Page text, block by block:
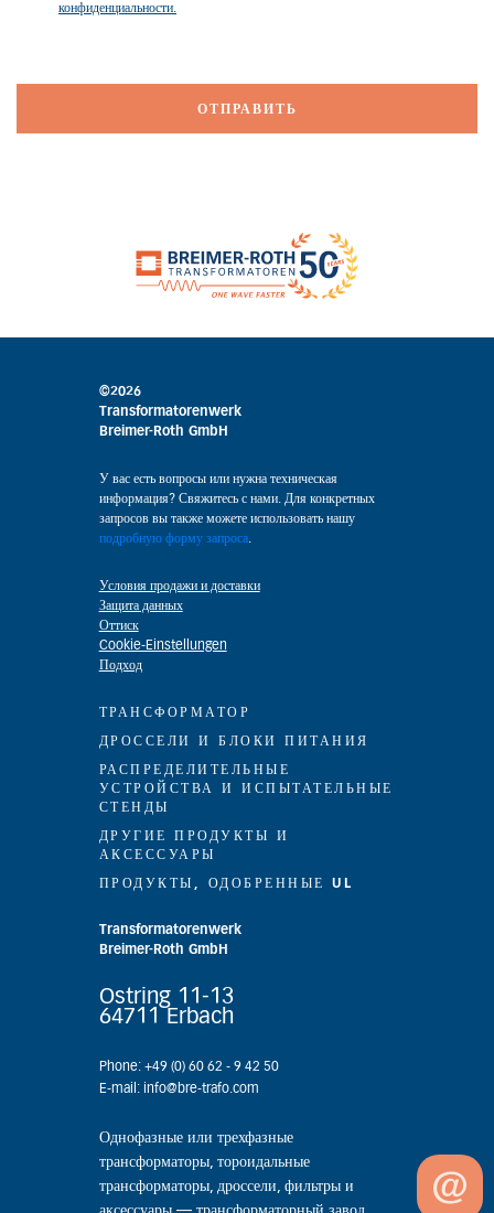
конфиденциальности.
©2026
Transformatorenwerk
Breimer-Roth GmbH
У вас есть вопросы или нужна техническая
информация? Свяжитесь с нами. Для конкретных
запросов вы также можете использовать нашу
подробную форму запроса.
Условия продажи и доставки
Защита данных
Оттиск
Cookie-Einstellungen
Подход
ТРАНСФОРМАТОР
ДРОССЕЛИ И БЛОКИ ПИТАНИЯ
РАСПРЕДЕЛИТЕЛЬНЫЕ
УСТРОЙСТВА И ИСПЫТАТЕЛЬНЫЕ
СТЕНДЫ
ДРУГИЕ ПРОДУКТЫ И
АКСЕССУАРЫ
ПРОДУКТЫ, ОДОБРЕННЫЕ UL
Transformatorenwerk
Breimer-Roth GmbH
Ostring 11-13
64711 Erbach
Phone: +49 (0) 60 62 - 9 42 50
E-mail: info@bre-trafo.com
Однофазные или трехфазные
трансформаторы, тороидальные
трансформаторы, дроссели, фильтры и